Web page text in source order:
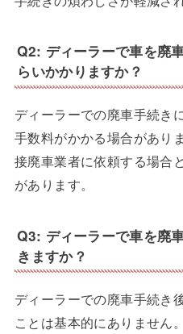
Q2: ディーラーで車を廃
らいかかりますか？
ディーラーでの廃車手続き
手数料がかかる場合があり
接廃車業者に依頼する場合
があります。
Q3: ディーラーで車を廃
きますか？
ディーラーでの廃車手続き
ことは基本的にありません